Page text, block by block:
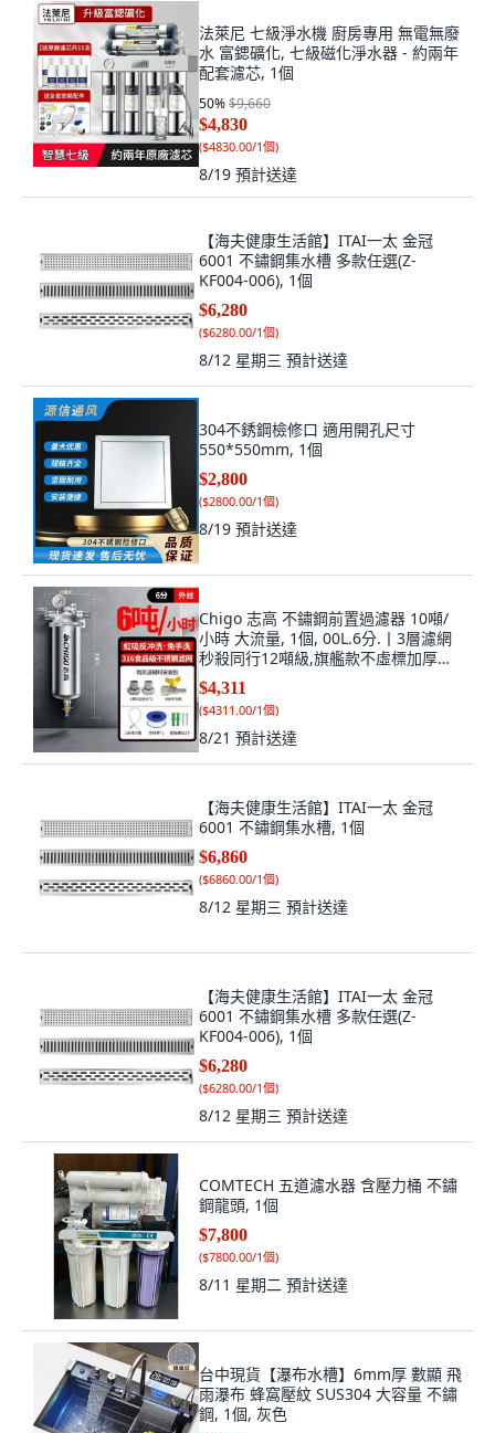
法萊尼 七級淨水機 廚房專用 無電無廢
水 富鍶礦化, 七級磁化淨水器 - 約兩年
配套濾芯, 1個
50%$9,660
$4,830
($4830.00/1個)
8/19 預計送達
【海夫健康生活館】ITAI一太 金冠
6001 不鏽鋼集水槽 多款任選(Z-
KF004-006), 1個
$6,280
($6280.00/1個)
8/12 星期三 預計送達
304不銹鋼檢修口 適用開孔尺寸
550*550mm, 1個
$2,800
($2800.00/1個)
8/19 預計送達
Chigo 志高 不鏽鋼前置過濾器 10噸/
小時 大流量, 1個, 00L.6分.丨3層濾網
秒殺同行12噸級,旗艦款不虛標加厚
【支持全網比價比質】
$4,311
($4311.00/1個)
8/21 預計送達
【海夫健康生活館】ITAI一太 金冠
6001 不鏽鋼集水槽, 1個
$6,860
($6860.00/1個)
8/12 星期三 預計送達
【海夫健康生活館】ITAI一太 金冠
6001 不鏽鋼集水槽 多款任選(Z-
KF004-006), 1個
$6,280
($6280.00/1個)
8/12 星期三 預計送達
COMTECH 五道濾水器 含壓力桶 不鏽
鋼龍頭, 1個
$7,800
($7800.00/1個)
8/11 星期二 預計送達
台中現貨【瀑布水槽】6mm厚 數顯 飛
雨瀑布 蜂窩壓紋 SUS304 大容量 不鏽
鋼, 1個, 灰色